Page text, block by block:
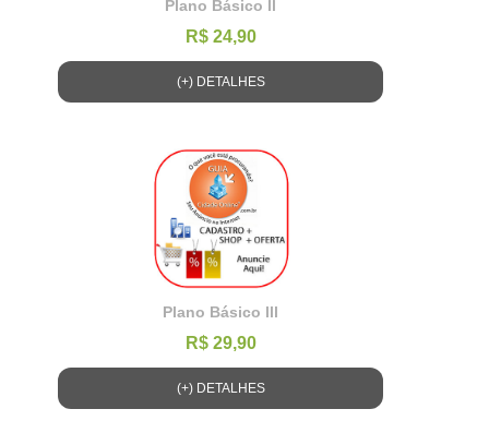
Plano Básico ll
R$ 24,90
(+) DETALHES
Plano Básico lll
R$ 29,90
(+) DETALHES